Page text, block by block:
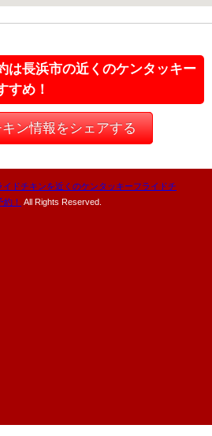
は長浜市の近くのケンタッキー
すめ！
ン情報をシェアする
イドチキンを近くのケンタッキーフライドチ
約！
All Rights Reserved.